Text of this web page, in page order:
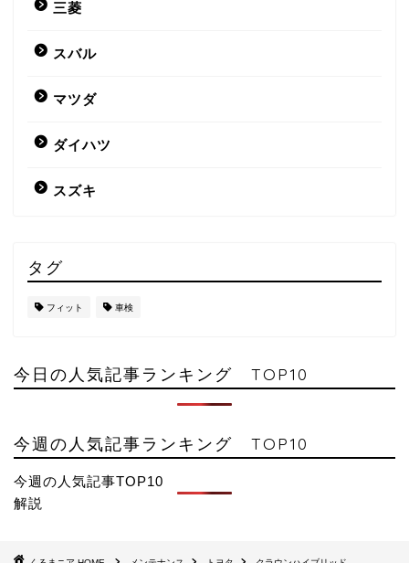
三菱
スバル
マツダ
ダイハツ
スズキ
タグ
フィット 車検
今日の人気記事ランキング TOP10
今週の人気記事ランキング TOP10
今週の人気記事TOP10
解説